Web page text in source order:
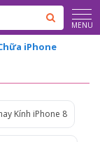
MENU
iPhone
Kính iPhone 8